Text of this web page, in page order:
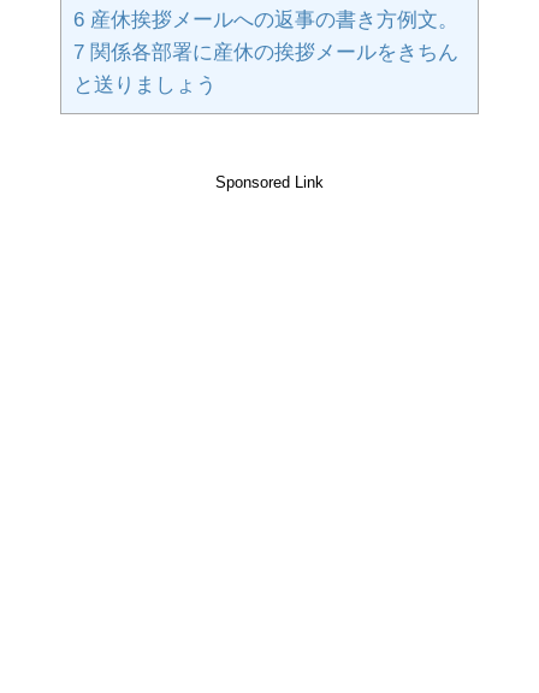
6 産休挨拶メールへの返事の書き方例文。
7 関係各部署に産休の挨拶メールをきちん
と送りましょう
Sponsored Link